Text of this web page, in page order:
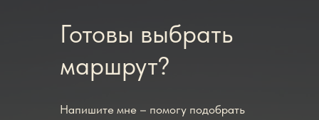
Готовы выбрать
маршрут?
Напишите мне – помогу подобрать